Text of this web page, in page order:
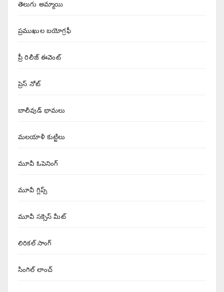
తెలుగు అమ్మాయి
ప్రముఖుల బయోగ్రఫీ
ప్రీ రిలీజ్ ఈవెంట్
ప్రెస్ నోట్
బాలీవుడ్ భామలు
మలయాళీ కుట్టిలు
మూవీ ఓపెనింగ్
మూవీ గ్లిప్స్
మూవీ సక్సెస్ మీట్
లిరికల్ సాంగ్
సింగిల్ లాంచ్